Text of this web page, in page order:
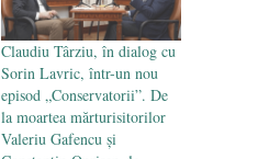
Claudiu Târziu, în dialog cu
Sorin Lavric, într-un nou
episod „Conservatorii”. De
la moartea mărturisitorilor
Valeriu Gafencu și